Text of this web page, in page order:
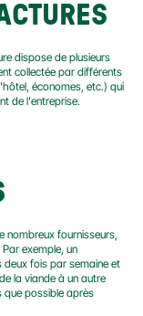
dispose de plusieurs
collectée par différents
économes, etc.) qui
de l'entreprise.
nombreux fournisseurs,
exemple, un
fois par semaine et
la viande à un autre
que possible après